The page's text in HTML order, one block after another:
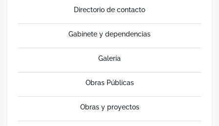
Directorio de contacto
Gabinete y dependencias
Galería
Obras Públicas
Obras y proyectos